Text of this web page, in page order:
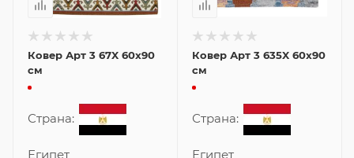
Ковер Арт 3 67X 60x90
см
Страна:
Египет
Ковер Арт 3 635X 60x90
см
Страна:
Египет